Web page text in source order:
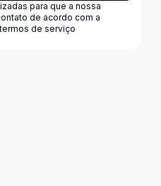
para que a nossa
de acordo com a
de serviço